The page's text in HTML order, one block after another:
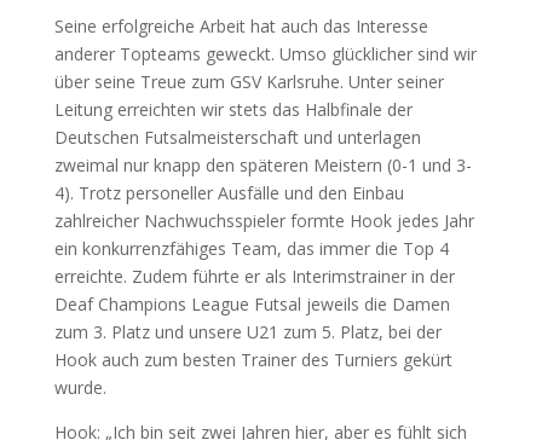
Seine erfolgreiche Arbeit hat auch das Interesse
anderer Topteams geweckt. Umso glücklicher sind wir
über seine Treue zum GSV Karlsruhe. Unter seiner
Leitung erreichten wir stets das Halbfinale der
Deutschen Futsalmeisterschaft und unterlagen
zweimal nur knapp den späteren Meistern (0-1 und 3-
4). Trotz personeller Ausfälle und den Einbau
zahlreicher Nachwuchsspieler formte Hook jedes Jahr
ein konkurrenzfähiges Team, das immer die Top 4
erreichte. Zudem führte er als Interimstrainer in der
Deaf Champions League Futsal jeweils die Damen
zum 3. Platz und unsere U21 zum 5. Platz, bei der
Hook auch zum besten Trainer des Turniers gekürt
wurde.
Hook: „Ich bin seit zwei Jahren hier, aber es fühlt sich